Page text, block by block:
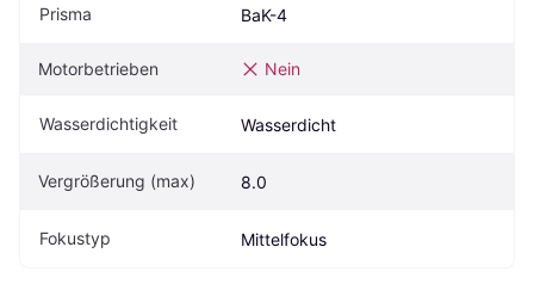
Prisma BaK-4
Motorbetrieben Nein
Wasserdichtigkeit Wasserdicht
Vergrößerung (max) 8.0
Fokustyp Mittelfokus